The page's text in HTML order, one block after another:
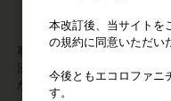
事業者の方の家具の仕入れに
済システム「Bカート掛け払
が便利です。
本改訂後、当サイトを
の規約に同意いただい
今後ともエコロファニ
す。